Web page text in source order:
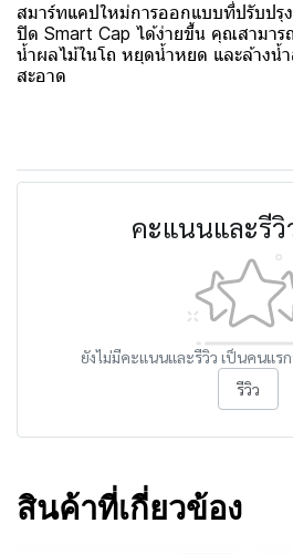
สมาร์ทแคปใหม่การออกแบบที่ปรับปรุ
ปิด Smart Cap ได้ง่ายขึ้น คุณสามาร
น้ำผลไม้ในโถ หยุดน้ำหยด และล้างน้
สะอาด
คะแนนและรี
ยังไม่มีคะแนนและรีวิว เป็นคนแร
รีวิว
สินค้าที่เกี่ยวข้อง